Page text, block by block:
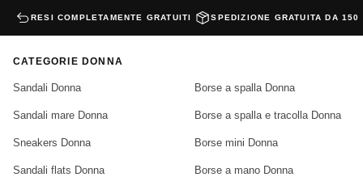
RESI COMPLETAMENTE GRATUITI SPEDIZIONE GRATUITA DA 150
CATEGORIE DONNA
Sandali Donna
Sandali mare Donna
Sneakers Donna
Sandali flats Donna
Borse a spalla Donna
Borse a spalla e tracolla Donna
Borse mini Donna
Borse a mano Donna